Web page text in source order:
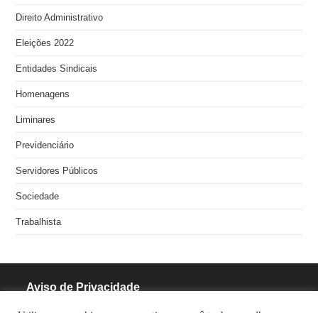
Direito Administrativo
Eleições 2022
Entidades Sindicais
Homenagens
Liminares
Previdenciário
Servidores Públicos
Sociedade
Trabalhista
Aviso de Privacidade